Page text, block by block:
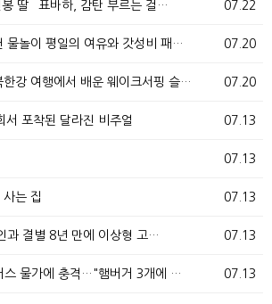
07.22
딸` 표바하, 감탄 부르는 걸…
07.20
물놀이 평일의 여유와 갓성비 패…
07.20
한강 여행에서 배운 웨이크서핑 슬…
07.13
서 포착된 달라진 비주얼
07.13
07.13
는 집
07.13
과 결별 8년 만에 이상형 고…
07.13
스 물가에 충격…"햄버거 3개에 …